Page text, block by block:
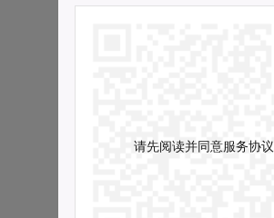
请先阅读并同意服务协议